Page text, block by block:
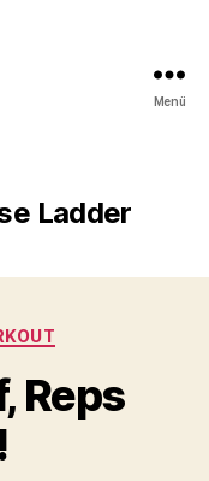
Menü
Ladder
Reps